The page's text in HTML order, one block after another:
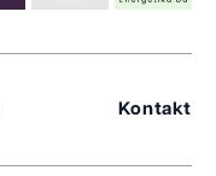
Kontakt